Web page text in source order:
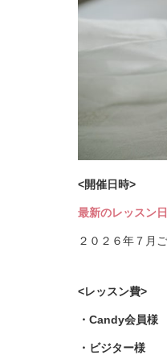
<開催日時>
最新のレッスン
２０２６年７月
<レッスン費>
・Candy会員様
・ビジター様